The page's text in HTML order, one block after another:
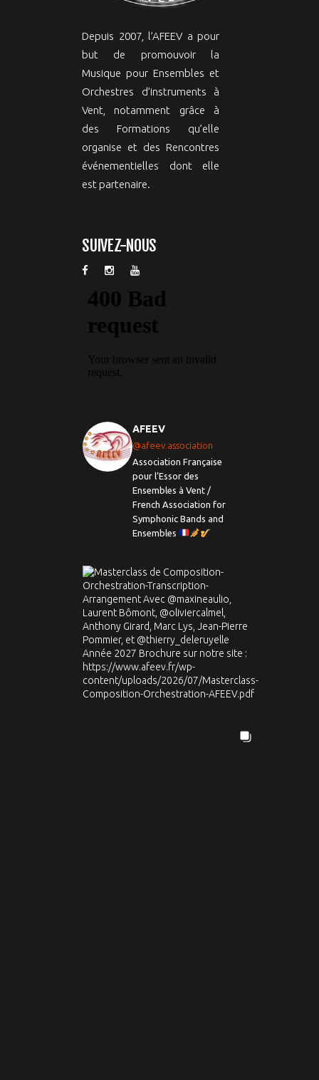
Depuis 2007, l’AFEEV a pour
but de promouvoir la
Musique pour Ensembles et
Orchestres d’instruments à
Vent, notamment grâce à
des Formations qu’elle
organise et des Rencontres
événementielles dont elle
est partenaire.
SUIVEZ-NOUS
AFEEV
@afeev.association
Association Française
pour l’Essor des
Ensembles à Vent /
French Association for
Symphonic Bands and
Ensembles